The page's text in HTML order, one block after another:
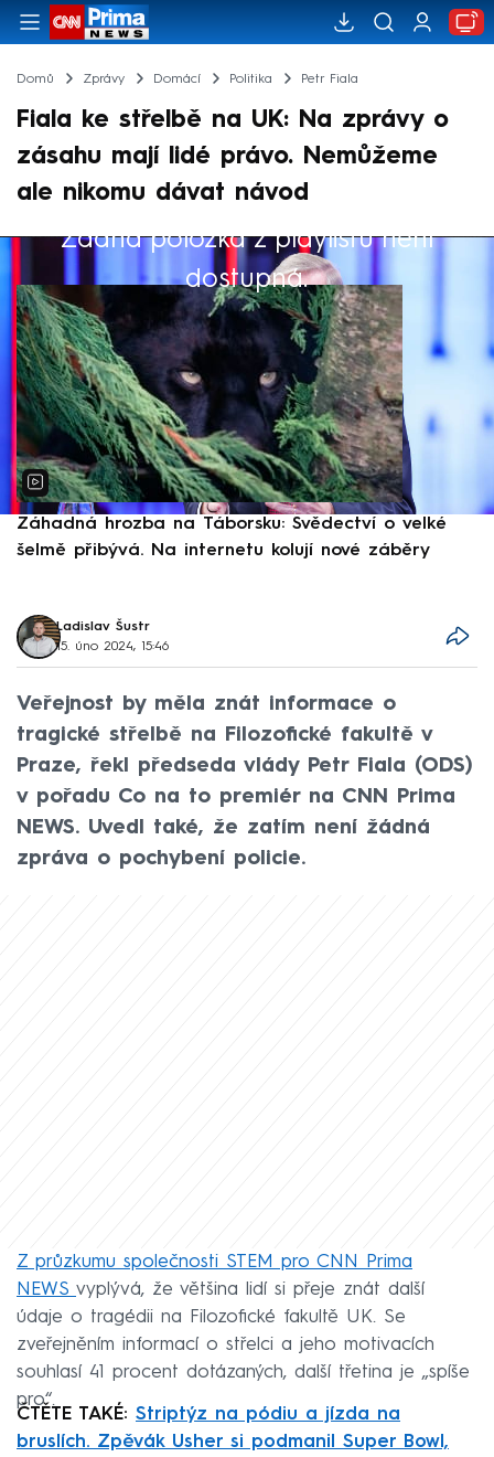
Domů Zprávy Domácí Politika Petr Fiala
Fiala ke střelbě na UK: Na zprávy o
zásahu mají lidé právo. Nemůžeme
ale nikomu dávat návod
Žádná položka z playlistu není
dostupná.
Výběr redakce
Záhadná hrozba na Táborsku: Svědectví o velké
šelmě přibývá. Na internetu kolují nové záběry
Ladislav Šustr
15. úno 2024, 15:46
Veřejnost by měla znát informace o
tragické střelbě na Filozofické fakultě v
Praze, řekl předseda vlády Petr Fiala (ODS)
v pořadu Co na to premiér na CNN Prima
NEWS. Uvedl také, že zatím není žádná
zpráva o pochybení policie.
Z průzkumu společnosti STEM pro CNN Prima
NEWS vyplývá, že většina lidí si přeje znát další
údaje o tragédii na Filozofické fakultě UK. Se
zveřejněním informací o střelci a jeho motivacích
souhlasí 41 procent dotázaných, další třetina je „spíše
pro“.
ČTĚTE TAKÉ: Striptýz na pódiu a jízda na
bruslích. Zpěvák Usher si podmanil Super Bowl,